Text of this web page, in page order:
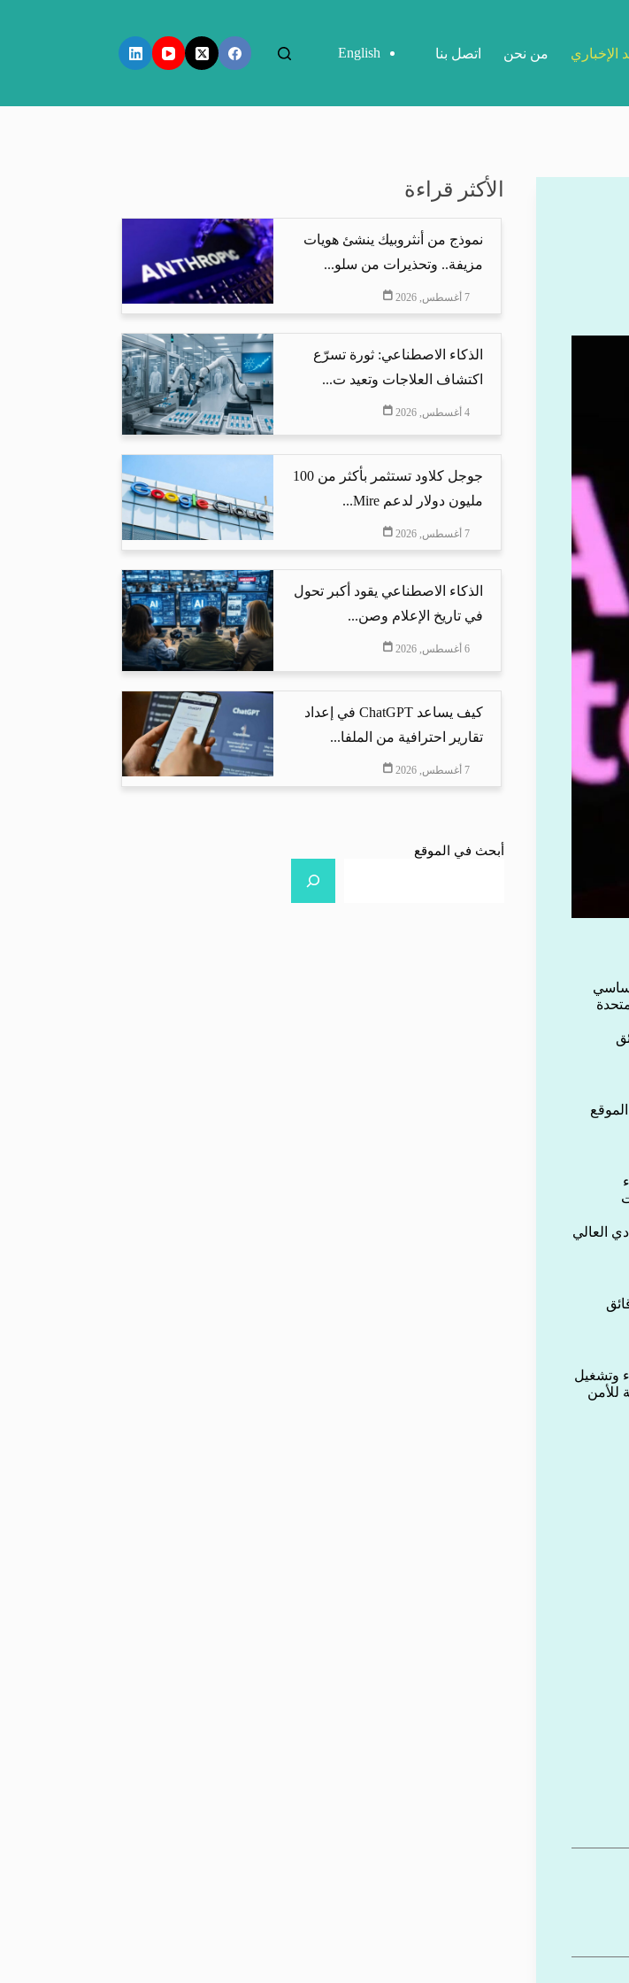
الإخباري من نحن اتصل بنا English
العالي
وتشغيل
للأمن
الأكثر قراءة
نموذج من أنثروبيك ينشئ هويات
مزيفة.. وتحذيرات من سلو...
7 أغسطس, 2026
الذكاء الاصطناعي: ثورة تسرّع
اكتشاف العلاجات وتعيد ت...
4 أغسطس, 2026
جوجل كلاود تستثمر بأكثر من 100
مليون دولار لدعم Mire...
7 أغسطس, 2026
الذكاء الاصطناعي يقود أكبر تحول
في تاريخ الإعلام وصن...
6 أغسطس, 2026
كيف يساعد ChatGPT في إعداد
تقارير احترافية من الملفا...
7 أغسطس, 2026
أبحث في الموقع